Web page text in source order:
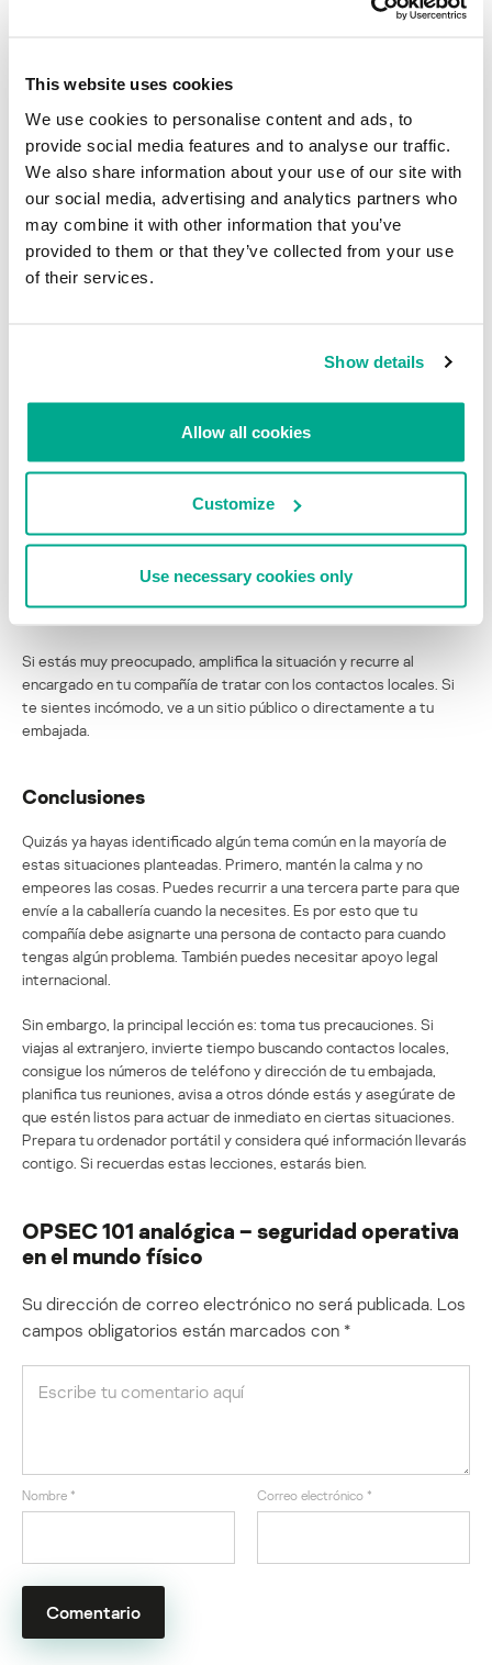
This website uses cookies
We use cookies to personalise content and ads, to
provide social media features and to analyse our traffic.
We also share information about your use of our site with
our social media, advertising and analytics partners who
may combine it with other information that you’ve
provided to them or that they’ve collected from your use
of their services.
Show details
Allow all cookies
Customize
Use necessary cookies only
A veces podemos encontrarnos en camino a una reunión en un país
extraño con la sospecha de que algo no anda bien. Nuestros
consejos para esta situación:
No vayas solo.
No confíes en tu anfitrión para el transporte.
Planifica rutas de escape y lugares “seguros”, y ten listos tus
contactos.
Siempre es una buena idea avisarle a alguien a dónde te diriges y
pedirles que reaccionen si no te pones en contacto con ellos en
cierto tiempo. Esto también les alerta a tus adversarios de que
estás listo: un comentario sencillo y casual bastará para ello.
de profesionales sofisticados, no hay mucho que puedas hacer y
quizás ni lo notes. Pero recuerda: no hagas nada estúpido, no eres
Si estás muy preocupado, amplifica la situación y recurre al
encargado en tu compañía de tratar con los contactos locales. Si
te sientes incómodo, ve a un sitio público o directamente a tu
embajada.
Conclusiones
Quizás ya hayas identificado algún tema común en la mayoría de
estas situaciones planteadas. Primero, mantén la calma y no
empeores las cosas. Puedes recurrir a una tercera parte para que
envíe a la caballería cuando la necesites. Es por esto que tu
compañía debe asignarte una persona de contacto para cuando
tengas algún problema. También puedes necesitar apoyo legal
internacional.
Sin embargo, la principal lección es: toma tus precauciones. Si
viajas al extranjero, invierte tiempo buscando contactos locales,
consigue los números de teléfono y dirección de tu embajada,
planifica tus reuniones, avisa a otros dónde estás y asegúrate de
que estén listos para actuar de inmediato en ciertas situaciones.
Prepara tu ordenador portátil y considera qué información llevarás
contigo. Si recuerdas estas lecciones, estarás bien.
OPSEC 101 analógica – seguridad operativa
en el mundo físico
Su dirección de correo electrónico no será publicada. Los
campos obligatorios están marcados con *
Nombre * Correo electrónico *